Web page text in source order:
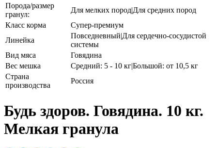
Порода/размер
гранул:
Для мелких пород|Для средних пород
Класс корма
Супер-премиум
Линейка
Повседневный|Для сердечно-сосудистой
системы
Вид мяса
Говядина
Вес мешка
Средний: 5 - 10 кг|Большой: от 10,5 кг
Страна
производства
Россия
Будь здоров. Говядина. 10 кг.
Мелкая гранула